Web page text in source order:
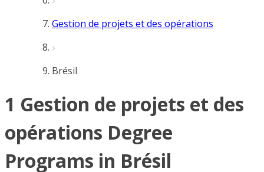
Gestion de projets et des opérations
Brésil
1 Gestion de projets et des
opérations Degree
Programs in Brésil